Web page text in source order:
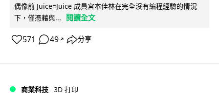
偶像前 Juice=Juice 成員宮本佳林在完全沒有編程經驗的情況
下，僅憑藉與...
閱讀全文
571 49 ↗ 分享
商業科技 3D 打印